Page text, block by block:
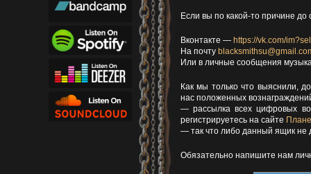
Если вы по какой-то причине
Вконтакте — https://vk.com/
На почту
Или в личные сообщения
Как мы только что выяснили,
нас положенных
— рассылка всех цифровых
регистрируетесь на сайте
— так что либо данный ящик не
Обязательно напишите нам